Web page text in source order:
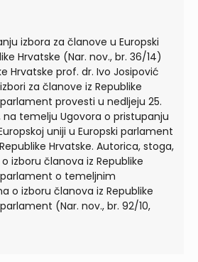
izbora za članove u Europski
Hrvatske (Nar. nov., br. 36/14)
Hrvatske prof. dr. Ivo Josipović
za članove iz Republike
provesti u nedljeju 25.
na temelju Ugovora o pristupanju
uniji u Europski parlament
Hrvatske. Autorica, stoga,
izboru članova iz Republike
parlament o temeljnim
o izboru članova iz Republike
(Nar. nov., br. 92/10,